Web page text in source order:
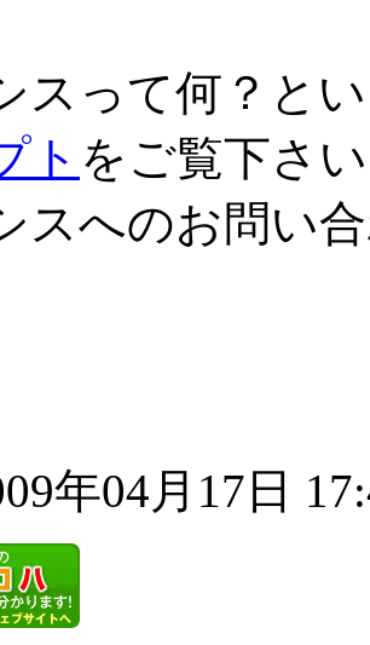
スって何？と
ト をご覧下さ
スへのお問い
年04月17日